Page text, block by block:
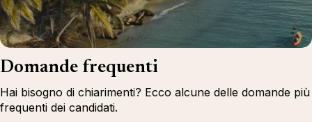
Domande frequenti
Hai bisogno di chiarimenti? Ecco alcune delle domande più
frequenti dei candidati.